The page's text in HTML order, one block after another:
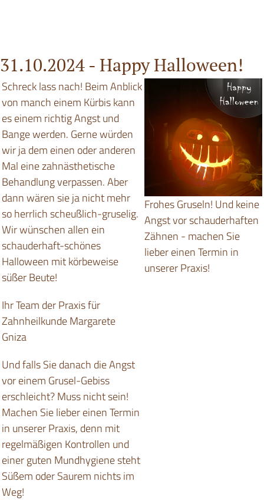
31.10.2024 - Happy Halloween!
Schreck lass nach! Beim Anblick
von manch einem Kürbis kann
es einem richtig Angst und
Bange werden. Gerne würden
wir ja dem einen oder anderen
Mal eine zahnästhetische
Behandlung verpassen. Aber
dann wären sie ja nicht mehr
so herrlich scheußlich-gruselig.
Wir wünschen allen ein
schauderhaft-schönes
Halloween mit körbeweise
süßer Beute!
Ihr Team der Praxis für
Zahnheilkunde Margarete
Gniza
Und falls Sie danach die Angst
vor einem Grusel-Gebiss
erschleicht? Muss nicht sein!
Machen Sie lieber einen Termin
in unserer Praxis, denn mit
regelmäßigen Kontrollen und
einer guten Mundhygiene steht
Süßem oder Saurem nichts im
Weg!
Frohes Gruseln! Und keine
Angst vor schauderhaften
Zähnen - machen Sie
lieber einen Termin in
unserer Praxis!